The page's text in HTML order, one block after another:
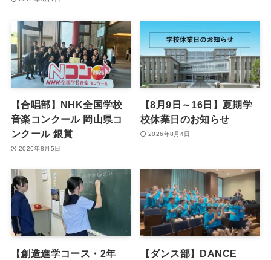
【合唱部】NHK全国学校
音楽コンクール 岡山県コ
ンクール 銀賞
2026年8月5日
【8月9日～16日】夏期学
校休業日のお知らせ
2026年8月4日
【創造進学コース・2年
【ダンス部】DANCE